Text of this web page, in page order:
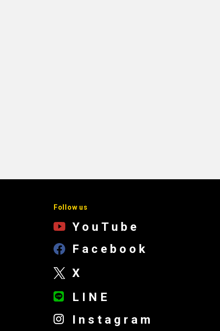
Follow us
YouTube
Facebook
X
LINE
Instagram